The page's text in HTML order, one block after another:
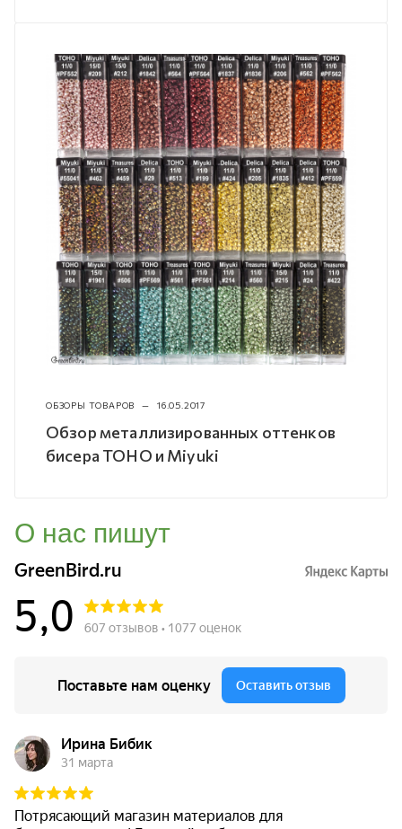
ОБЗОРЫ ТОВАРОВ — 16.05.2017
Обзор металлизированных оттенков
бисера TOHO и Miyuki
О нас пишут